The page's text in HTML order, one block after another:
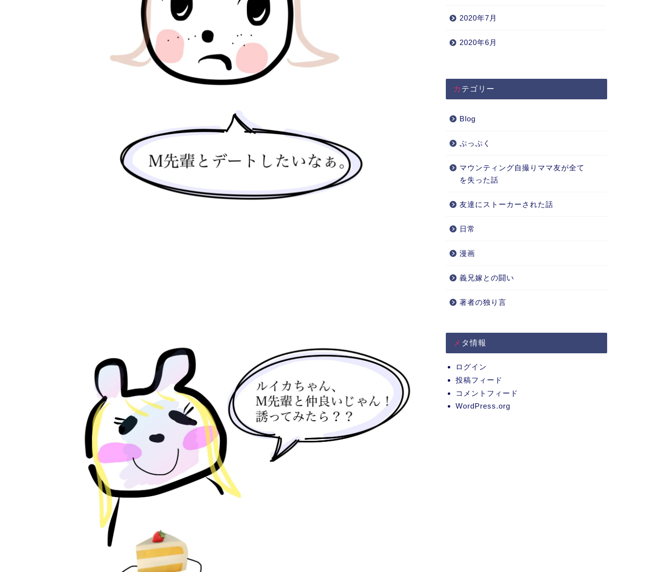
2020年7月
2020年6月
カテゴリー
Blog
ぷっぷく
マウンティング自撮りママ友が全て
を失った話
友達にストーカーされた話
日常
漫画
義兄嫁との闘い
著者の独り言
メタ情報
ログイン
投稿フィード
コメントフィード
WordPress.org